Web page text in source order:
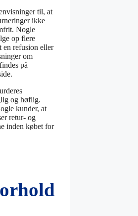
til, at
ikke
Nogle
op flere
en refusion eller
om
på
og høflig.
kunder, at
retur- og
inden købet for